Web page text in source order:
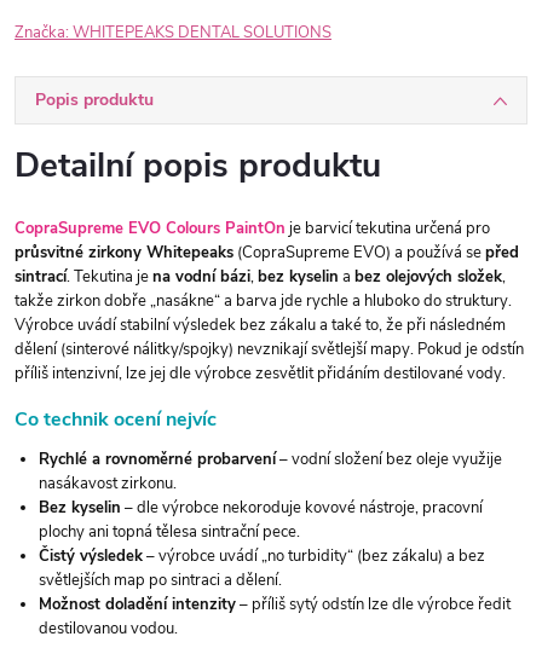
Značka: WHITEPEAKS DENTAL SOLUTIONS
Popis produktu
Detailní popis produktu
CopraSupreme EVO Colours PaintOn je barvicí tekutina určená pro
průsvitné zirkony Whitepeaks (CopraSupreme EVO) a používá sepřed
sintrací. Tekutina jena vodní bázi,bez kyselin a bez olejových složek,
takže zirkon dobře „nasákne“ a barva jde rychle a hluboko do struktury.
Výrobce uvádí stabilní výsledek bez zákalu a také to, že při následném
dělení (sinterové nálitky/spojky) nevznikají světlejší mapy. Pokud je odstín
příliš intenzivní, lze jej dle výrobce zesvětlit přidáním destilované vody.
Co technik ocení nejvíc
Rychlé a rovnoměrné probarvení– vodní složení bez oleje využije
nasákavost zirkonu.
Bez kyselin – dle výrobce nekoroduje kovové nástroje, pracovní
plochy ani topná tělesa sintrační pece.
Čistý výsledek– výrobce uvádí „no turbidity“ (bez zákalu) a bez
světlejších map po sintraci a dělení.
Možnost doladění intenzity– příliš sytý odstín lze dle výrobce ředit
destilovanou vodou.